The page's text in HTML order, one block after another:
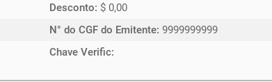
Desconto: $ 0,00
N° do CGF do Emitente: 9999999999
Chave Verific: